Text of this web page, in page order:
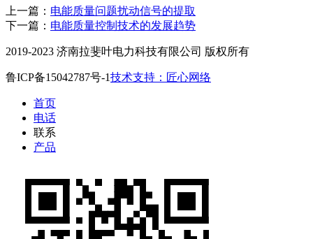
上一篇： 电能质量问题扰动信号的提取
下一篇： 电能质量控制技术的发展趋势
2019-2023 济南拉斐叶电力科技有限公司 版权所有
鲁ICP备15042787号-1技术支持：匠心网络
首页
电话
联系
产品